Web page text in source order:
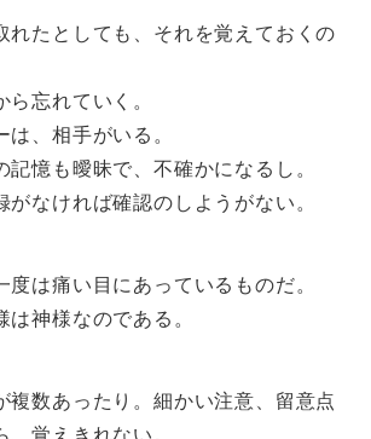
れたとしても、それを覚えておくの
忘れていく。
、相手がいる。
記憶も曖昧で、不確かになるし。
なければ確認のしようがない。
は痛い目にあっているものだ。
神様なのである。
複数あったり。細かい注意、留意点
覚えきれない。